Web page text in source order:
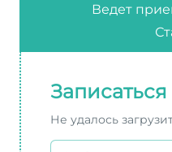
Ведет
Не удалось